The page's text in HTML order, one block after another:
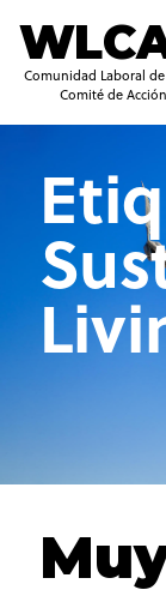
Comunidad Laboral
Comité de Acción